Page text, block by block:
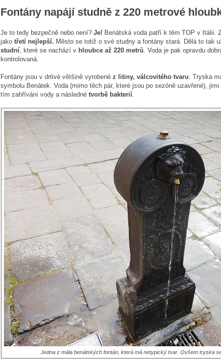
Fontány napájí studně z 220 metrové
Je to tedy bezpečně nebo není? Je! Benátská voda patří k těm TOP v Itálii.
jako třetí nejlepší. Město se totiž o své studny a fontány stará. Dělá to tak
studní, které se nachází v hloubce až 220 metrů. Voda je pak opravdu
kontrolovaná.
Fontány jsou v drtivé většině vyrobené z litiny, válcovitého tvaru. Tryska
symbolu Benátek. Voda (mimo těch pár, které jsou po sezóně uzavřené), jimi
tím zahřívání vody a následné tvorbě bakterií.
Jedna z mála benátských fontán, která má netypický tvar. Ovšem tryska